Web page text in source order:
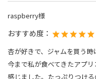
raspberry様
おすすめ度：
杏が好きで、ジャムを買う時
今まで私が食べてきたアプ
感じました。たっぷりつけ